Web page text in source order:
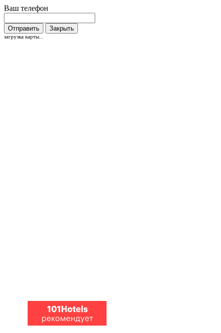
Ваш телефон
Отправить Закрыть
загрузка карты...